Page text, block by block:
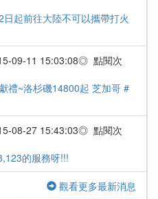
起前往大陸不可以攜帶打火
09-11 15:03:08◎ 點閱次
禮~洛杉磯14800起 芝加哥 #
08-27 15:43:03◎ 點閱次
的服務呀!!!
觀看更多最新消息